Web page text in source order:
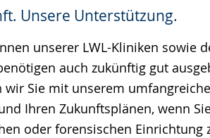
Unsere Unterstützung.
unserer LWL-Kliniken sowie
auch zukünftig gut
wir Sie mit unserem
Ihren Zukunftsplänen, wenn
oder forensischen Einrichtung